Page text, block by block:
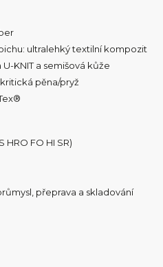
ultralehký textilní kompozit
KNIT a semišová kůže
pěna/pryž
HRO FO HI SR)
přeprava a skladování